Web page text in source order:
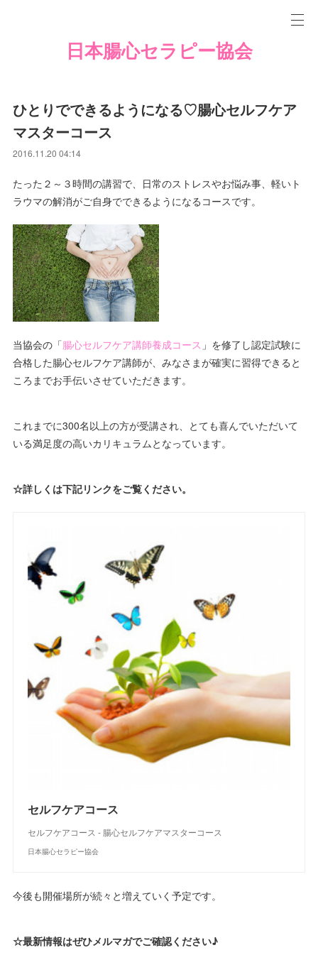
日本腸心セラピー協会
ひとりでできるようになる♡腸心セルフケア
マスターコース
2016.11.20 04:14
たった２～３時間の講習で、日常のストレスやお悩み事、軽いト
ラウマの解消がご自身でできるようになるコースです。
当協会の「腸心セルフケア講師養成コース 」を修了し認定試験に
合格した腸心セルフケア講師が、みなさまが確実に習得できると
ころまでお手伝いさせていただきます。
これまでに300名以上の方が受講され、とても喜んでいただいて
いる満足度の高いカリキュラムとなっています。
☆詳しくは下記リンクをご覧ください。
セルフケアコース
セルフケアコース - 腸心セルフケアマスターコース
日本腸心セラピー協会
今後も開催場所が続々と増えていく予定です。
☆最新情報はぜひメルマガでご確認ください♪